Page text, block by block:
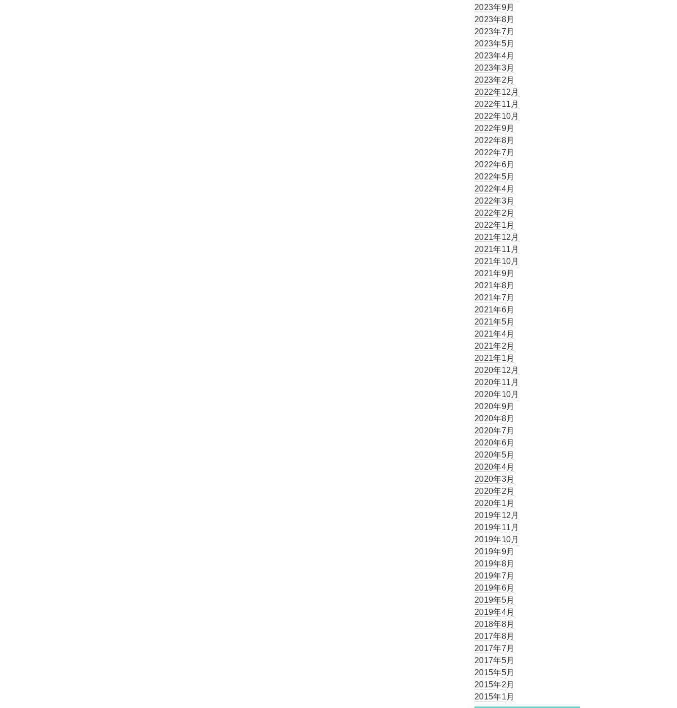
2023年9月
2023年8月
2023年7月
2023年5月
2023年4月
2023年3月
2023年2月
2022年12月
2022年11月
2022年10月
2022年9月
2022年8月
2022年7月
2022年6月
2022年5月
2022年4月
2022年3月
2022年2月
2022年1月
2021年12月
2021年11月
2021年10月
2021年9月
2021年8月
2021年7月
2021年6月
2021年5月
2021年4月
2021年2月
2021年1月
2020年12月
2020年11月
2020年10月
2020年9月
2020年8月
2020年7月
2020年6月
2020年5月
2020年4月
2020年3月
2020年2月
2020年1月
2019年12月
2019年11月
2019年10月
2019年9月
2019年8月
2019年7月
2019年6月
2019年5月
2019年4月
2018年8月
2017年8月
2017年7月
2017年5月
2015年5月
2015年2月
2015年1月